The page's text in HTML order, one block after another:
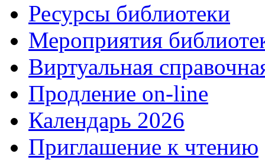
Ресурсы библиотеки
Мероприятия
Виртуальная
Продление on-line
Календарь 2026
Приглашение к чтению